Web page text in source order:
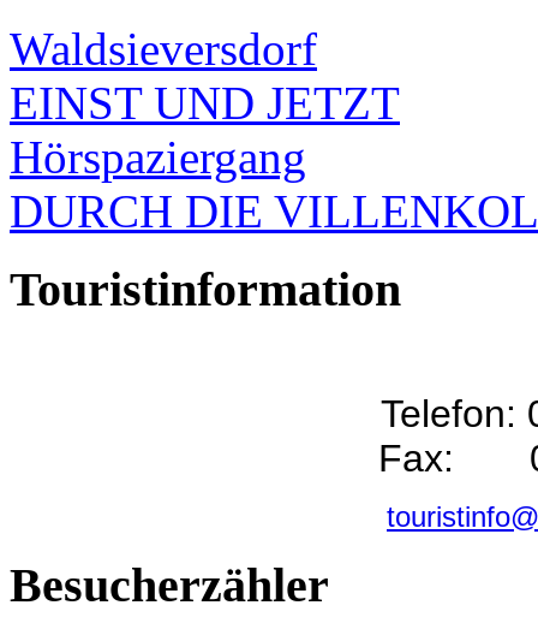
Waldsieversdorf
EINST UND JETZT
Hörspaziergang
DURCH DIE
Touristinformation
Telefon:
Fax:
Besucherzähler